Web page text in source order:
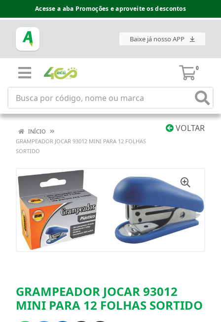
Acesse a aba Promoções e aproveite os descontos
Baixe já nosso APP
0
VOLTAR
INÍCIO
GRAMPEADOR JOCAR 93012 MINI PARA 12 FOLHAS
SORTIDO
GRAMPEADOR JOCAR 93012
MINI PARA 12 FOLHAS SORTIDO